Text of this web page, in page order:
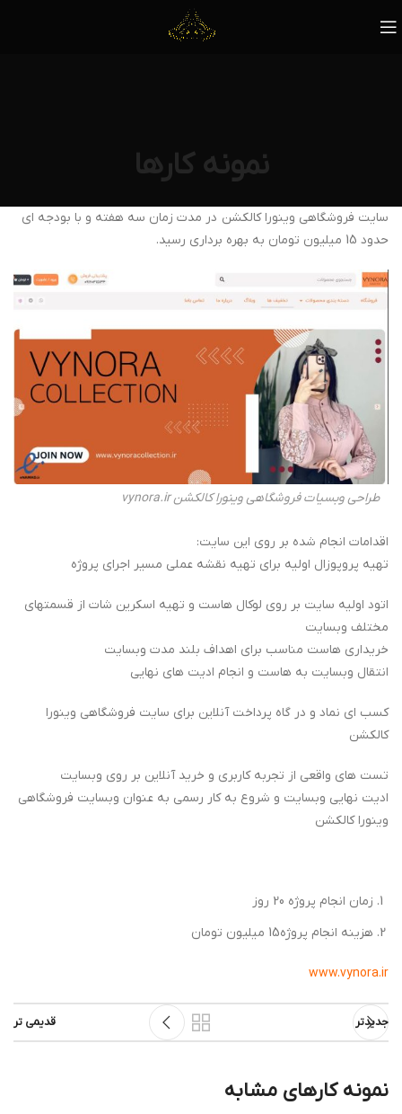
نمونه کارها
سایت فروشگاهی وینورا کالکشن در مدت زمان سه هفته و با بودجه ای
حدود 15 میلیون تومان به بهره برداری رسید.
طراحی وبسیات فروشگاهی وینورا کالکشن vynora.ir
اقدامات انجام شده بر روی این سایت:
تهیه پروپوزال اولیه برای تهیه نقشه عملی مسیر اجرای پروژه
اتود اولیه سایت بر روی لوکال هاست و تهیه اسکرین شات از قسمتهای
مختلف وبسایت
خریداری هاست مناسب برای اهداف بلند مدت وبسایت
انتقال وبسایت به هاست و انجام ادیت های نهایی
کسب ای نماد و در گاه پرداخت آنلاین برای سایت فروشگاهی وینورا
کالکشن
تست های واقعی از تجربه کاربری و خرید آنلاین بر روی وبسایت
ادیت نهایی وبسایت و شروع به کار رسمی به عنوان وبسایت فروشگاهی
وینورا کالکشن
زمان انجام پروژه 20 روز
هزینه انجام پروژه15 میلیون تومان
www.vynora.ir
جدیدتر قدیمی تر
نمونه کارهای مشابه